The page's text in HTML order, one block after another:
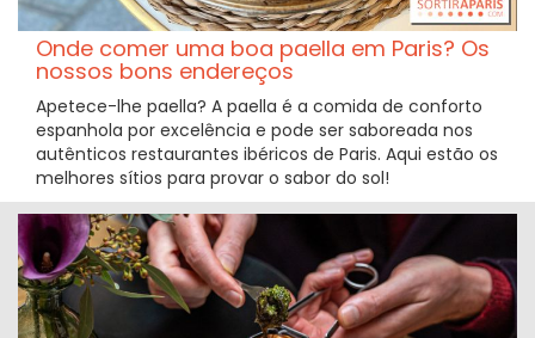
Onde comer uma boa paella em Paris? Os
nossos bons endereços
Apetece-lhe paella? A paella é a comida de conforto
espanhola por excelência e pode ser saboreada nos
autênticos restaurantes ibéricos de Paris. Aqui estão os
melhores sítios para provar o sabor do sol!